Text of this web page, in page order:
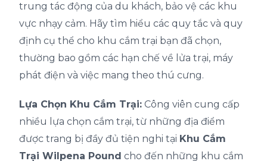
trung tác động của du khách, bảo vệ các khu
vực nhạy cảm. Hãy tìm hiểu các quy tắc và quy
định cụ thể cho khu cắm trại bạn đã chọn,
thường bao gồm các hạn chế về lửa trại, máy
phát điện và việc mang theo thú cưng.
Lựa Chọn Khu Cắm Trại: Công viên cung cấp
nhiều lựa chọn cắm trại, từ những địa điểm
được trang bị đầy đủ tiện nghi tại Khu Cắm
Trại Wilpena Pound cho đến những khu cắm